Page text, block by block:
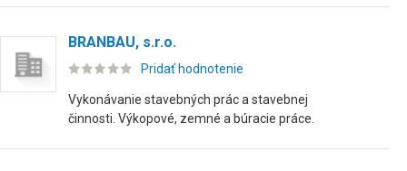
BRANBAU, s.r.o.
Pridať hodnotenie
Vykonávanie stavebných prác a stavebnej
činnosti. Výkopové, zemné a búracie práce.